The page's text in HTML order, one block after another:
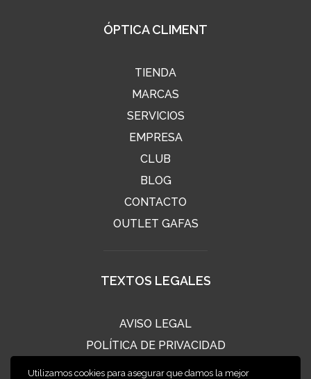
ÓPTICA CLIMENT
TIENDA
MARCAS
SERVICIOS
EMPRESA
CLUB
BLOG
CONTACTO
OUTLET GAFAS
TEXTOS LEGALES
AVISO LEGAL
POLÍTICA DE PRIVACIDAD
POLÍTICA DE COOKIES
Utilizamos cookies para asegurar que damos la mejor